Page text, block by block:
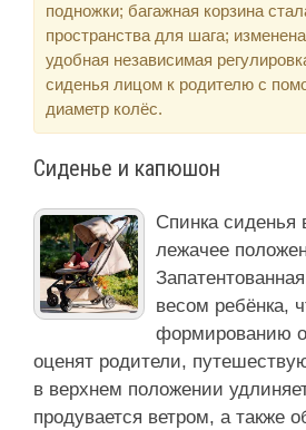
подножки; багажная корзина
пространства для шага;
удобная независимая
сиденья лицом к родителю с
диаметр колёс.
Сиденье и капюшон
Спинка сиденья
лежачее
весом ребёнка,
формированию
оценят родители,
в верхнем положении
продувается ветром, а также